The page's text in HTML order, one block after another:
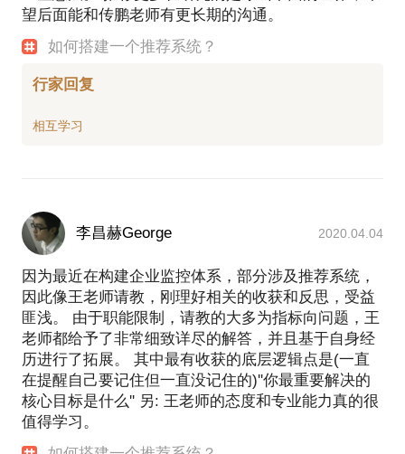
望后面能和传鹏老师有更长期的沟通。
如何搭建一个推荐系统？
行家回复
李昌赫George 2020.04.04
因为最近在构建企业监控体系，部分涉及推荐系统，
因此像王老师请教，刚理好相关的收获和反思，受益
匪浅。 由于职能限制，请教的大多为指标向问题，王
老师都给予了非常细致详尽的解答，并且基于自身经
历进行了拓展。 其中最有收获的底层逻辑点是(一直
在提醒自己要记住但一直没记住的)''你最重要解决的
核心目标是什么'' 另: 王老师的态度和专业能力真的很
值得学习。